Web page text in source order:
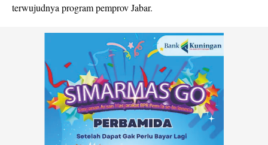
terwujudnya program pemprov Jabar.